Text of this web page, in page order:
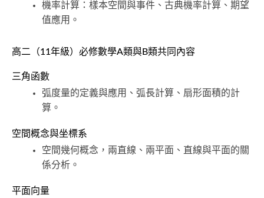
機率計算：樣本空間與事件、古典機率計算、期望
值應用。
高二（11年級）必修數學A類與B類共同內容
三角函數
弧度量的定義與應用、弧長計算、扇形面積的計
算。
空間概念與坐標系
空間幾何概念，兩直線、兩平面、直線與平面的關
係分析。
平面向量